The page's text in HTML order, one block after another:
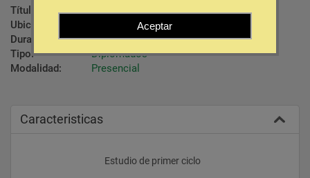
Título ofrecido:
Título Oficial de Diplomado
Ubicación:
Santander - Cantabria
Duración:
3 Años
Tipo:
Diplomados
Modalidad:
Presencial
Caracteristicas
					Estudio de primer ciclo
Aceptar